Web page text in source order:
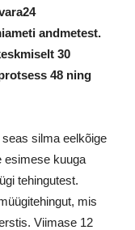
andmetest.
30
48 ning
silma eelkõige
esimese kuuga
tehingutest.
mis
Viimase 12